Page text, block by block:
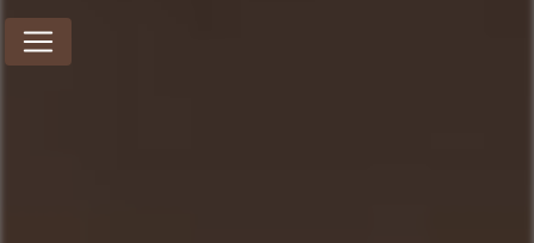
Panneau de gestion des cookies